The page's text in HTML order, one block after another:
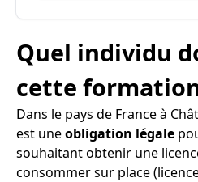
Quel individu
cette
Dans le pays de France à
est uneobligation légale
souhaitant obtenir une
consommer sur place